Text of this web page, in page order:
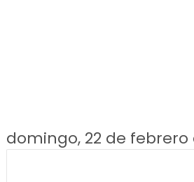
domingo, 22 de febrero